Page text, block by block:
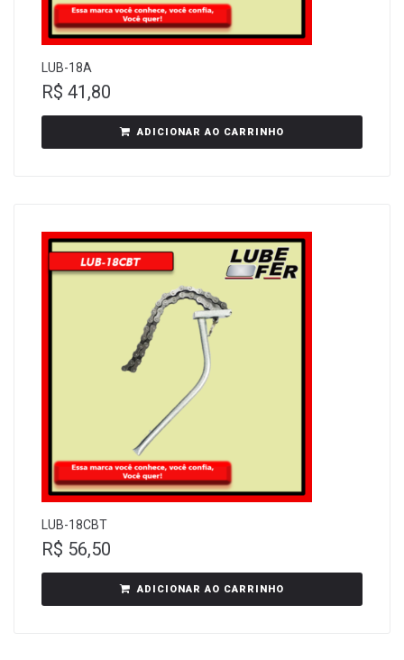
LUB-18A
R$ 41,80
ADICIONAR AO CARRINHO
LUB-18CBT
R$ 56,50
ADICIONAR AO CARRINHO